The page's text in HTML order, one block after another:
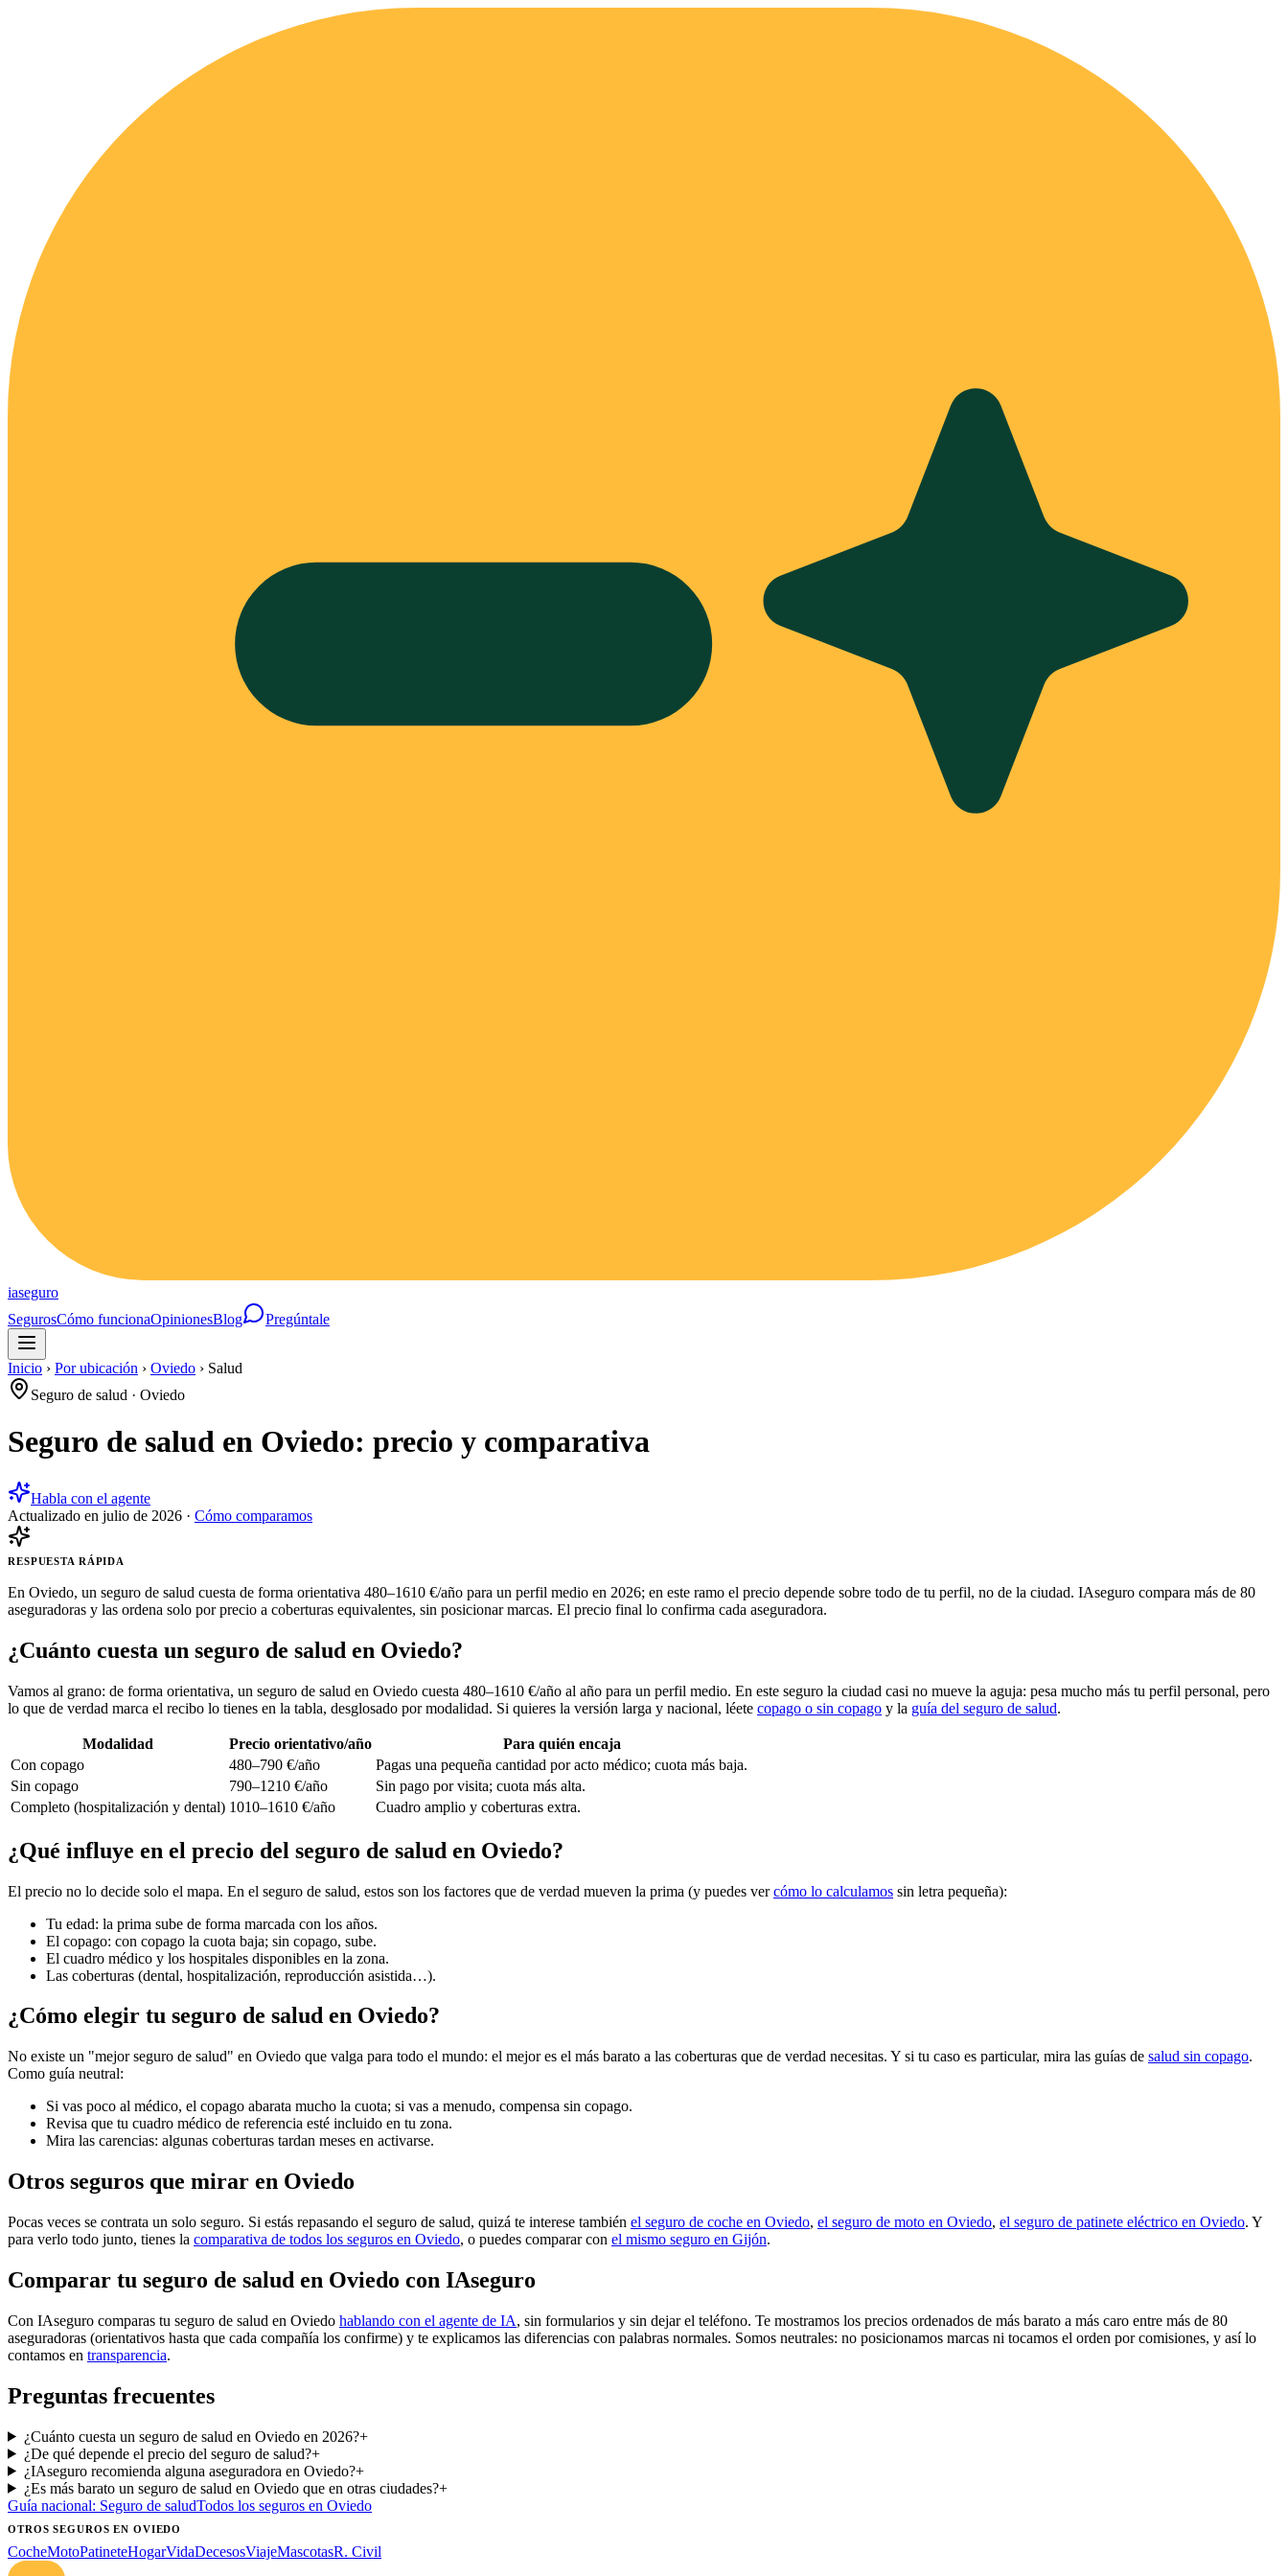
iaseguro
SegurosCómo funcionaOpinionesBlog Pregúntale
Inicio › Por ubicación › Oviedo › Salud
Seguro de salud · Oviedo
Seguro de salud en Oviedo: precio y comparativa
Habla con el agente
Actualizado en julio de 2026 · Cómo comparamos
RESPUESTA RÁPIDA
En Oviedo, un seguro de salud cuesta de forma orientativa 480–1610 €/año para un perfil medio en 2026; en este ramo el precio depende sobre todo de tu perfil, no de la ciudad. IAseguro compara más de 80
aseguradoras y las ordena solo por precio a coberturas equivalentes, sin posicionar marcas. El precio final lo confirma cada aseguradora.
¿Cuánto cuesta un seguro de salud en Oviedo?
Vamos al grano: de forma orientativa, un seguro de salud en Oviedo cuesta 480–1610 €/año al año para un perfil medio. En este seguro la ciudad casi no mueve la aguja: pesa mucho más tu perfil personal, pero
lo que de verdad marca el recibo lo tienes en la tabla, desglosado por modalidad. Si quieres la versión larga y nacional, léete copago o sin copago y la guía del seguro de salud.
Modalidad Precio orientativo/año
Para quién encaja
Con copago
480–790 €/año
Pagas una pequeña cantidad por acto médico; cuota más baja.
Sin copago
790–1210 €/año
Sin pago por visita; cuota más alta.
Completo (hospitalización y dental) 1010–1610 €/año Cuadro amplio y coberturas extra.
¿Qué influye en el precio del seguro de salud en Oviedo?
El precio no lo decide solo el mapa. En el seguro de salud, estos son los factores que de verdad mueven la prima (y puedes vercómo lo calculamos sin letra pequeña):
Tu edad: la prima sube de forma marcada con los años.
El copago: con copago la cuota baja; sin copago, sube.
El cuadro médico y los hospitales disponibles en la zona.
Las coberturas (dental, hospitalización, reproducción asistida…).
¿Cómo elegir tu seguro de salud en Oviedo?
No existe un "mejor seguro de salud" en Oviedo que valga para todo el mundo: el mejor es el más barato a las coberturas que de verdad necesitas. Y si tu caso es particular, mira las guías de salud sin copago.
Como guía neutral:
Si vas poco al médico, el copago abarata mucho la cuota; si vas a menudo, compensa sin copago.
Revisa que tu cuadro médico de referencia esté incluido en tu zona.
Mira las carencias: algunas coberturas tardan meses en activarse.
Otros seguros que mirar en Oviedo
Pocas veces se contrata un solo seguro. Si estás repasando el seguro de salud, quizá te interese también el seguro de coche en Oviedo, el seguro de moto en Oviedo, el seguro de patinete eléctrico en Oviedo. Y
para verlo todo junto, tienes la comparativa de todos los seguros en Oviedo, o puedes comparar con el mismo seguro en Gijón.
Comparar tu seguro de salud en Oviedo con IAseguro
Con IAseguro comparas tu seguro de salud en Oviedo hablando con el agente de IA, sin formularios y sin dejar el teléfono. Te mostramos los precios ordenados de más barato a más caro entre más de 80
aseguradoras (orientativos hasta que cada compañía los confirme) y te explicamos las diferencias con palabras normales. Somos neutrales: no posicionamos marcas ni tocamos el orden por comisiones, y así lo
contamos en transparencia.
Preguntas frecuentes
¿Cuánto cuesta un seguro de salud en Oviedo en 2026?+
¿De qué depende el precio del seguro de salud?+
¿IAseguro recomienda alguna aseguradora en Oviedo?+
¿Es más barato un seguro de salud en Oviedo que en otras ciudades?+
Guía nacional: Seguro de saludTodos los seguros en Oviedo
OTROS SEGUROSEN OVIEDO
CocheMotoPatineteHogarVidaDecesosViajeMascotasR. Civil